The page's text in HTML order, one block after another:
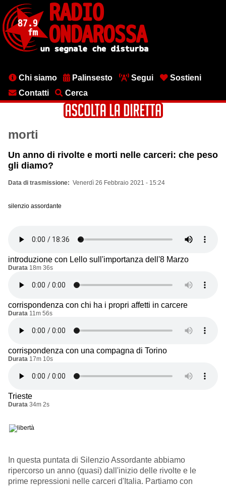
contenuto
principale
MenuChi siamo Palinsesto Segui
Sostieni
Contatti
Cerca
morti
Un anno di rivolte e morti nelle carceri: che peso
gli diamo?
Data di trasmissione Venerdì 26 Febbraio 2021 - 15:24
silenzio assordante
introduzione con Lello sull'importanza dell'8 Marzo
Durata 18m 36s
corrispondenza con chi ha i propri affetti in carcere
Durata 11m 56s
corrispondenza con una compagna di Torino
Durata 17m 10s
Trieste
Durata 34m 2s
In questa puntata di Silenzio Assordante abbiamo
ripercorso un anno (quasi) dall'inizio delle rivolte e le
prime repressioni nelle carceri d'Italia. Partiamo con